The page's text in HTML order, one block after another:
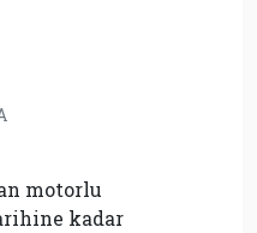
motorlu
kadar